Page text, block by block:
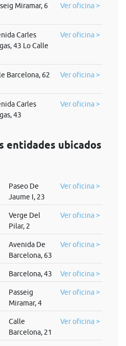
Miramar, 6 Ver oficina >
Carles
43 Lo Calle
Ver oficina >
Barcelona, 62 Ver oficina >
Carles
43
Ver oficina >
entidades ubicados
Paseo De
Jaume I, 23
Ver oficina >
Verge Del
Pilar, 2
Ver oficina >
Avenida De
Barcelona, 63
Ver oficina >
Barcelona, 43 Ver oficina >
Passeig
Miramar, 4
Ver oficina >
Calle
Barcelona, 21
Ver oficina >